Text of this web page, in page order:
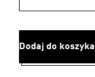
Dodaj do koszyka